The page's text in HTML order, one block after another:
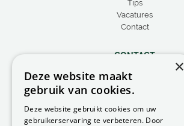
Tips
Vacatures
Contact
CONTACT
Peacock Garden Supports
Industrieweg 22
Nederland
×
Deze website maakt
gebruik van cookies.
Deze website gebruikt cookies om uw
gebruikerservaring te verbeteren. Door